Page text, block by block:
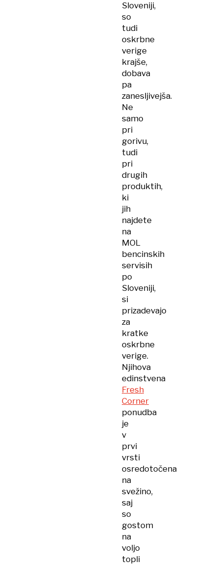
Sloveniji,
so
tudi
oskrbne
verige
krajše,
dobava
pa
zanesljivejša.
Ne
samo
pri
gorivu,
tudi
pri
drugih
produktih,
ki
jih
najdete
na
MOL
bencinskih
servisih
po
Sloveniji,
si
prizadevajo
za
kratke
oskrbne
verige.
Njihova
edinstvena
Fresh
Corner
ponudba
je
v
prvi
vrsti
osredotočena
na
svežino,
saj
so
gostom
na
voljo
topli